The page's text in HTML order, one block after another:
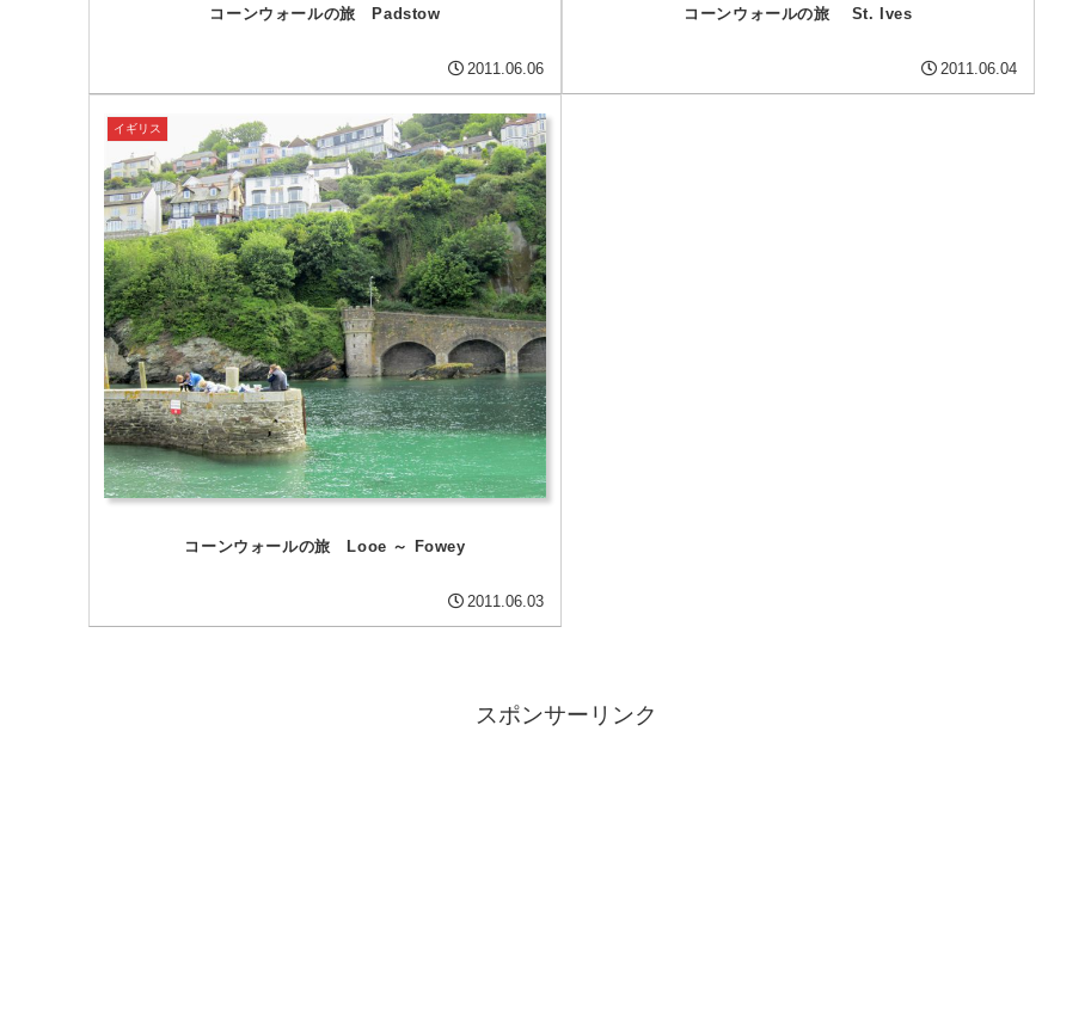
コーンウォールの旅 Padstow
2011.06.06
コーンウォールの旅 St. Ives
2011.06.04
イギリス
コーンウォールの旅 Looe ～ Fowey
2011.06.03
スポンサーリンク